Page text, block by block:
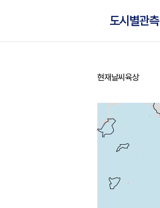
도시별관측
홈
현재날씨 육상